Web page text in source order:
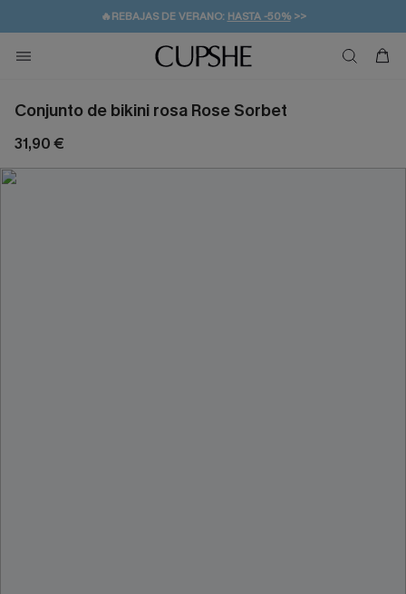
🔥REBAJAS DE VERANO: HASTA -50%>>
💌¡SUSCRIBIRSE & GANAR -10% EXTRA!
🚚ENVÍO GRATUITO A PARTIR DE 49 € >>
Conjunto de bikini rosa Rose Sorbet
31,90 €